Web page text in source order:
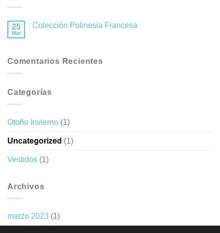
25
Mar
Colección Polinesia Francesa
Comentarios Recientes
Categorías
Otoño Invierno (1)
Uncategorized (1)
Vestidos (1)
Archivos
marzo 2023 (1)